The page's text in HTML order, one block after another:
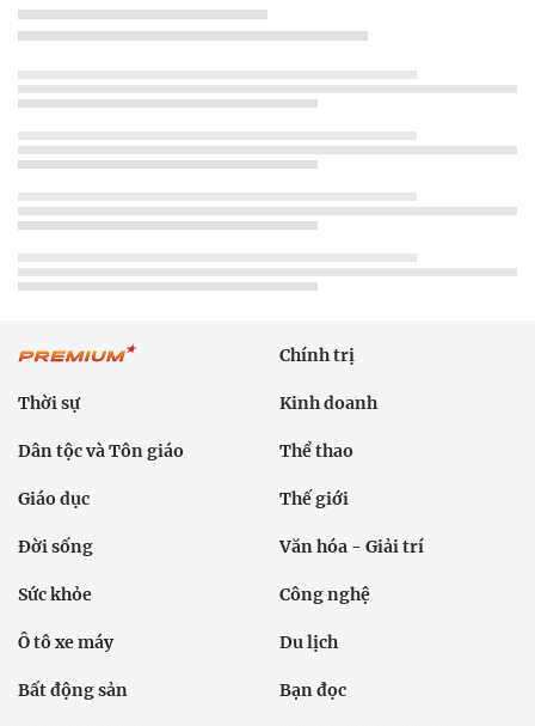
Chính trị
Thời sự Kinh doanh
Dân tộc và Tôn giáo Thể thao
Giáo dục Thế giới
Đời sống Văn hóa - Giải trí
Sức khỏe Công nghệ
Ô tô xe máy Du lịch
Bất động sản Bạn đọc